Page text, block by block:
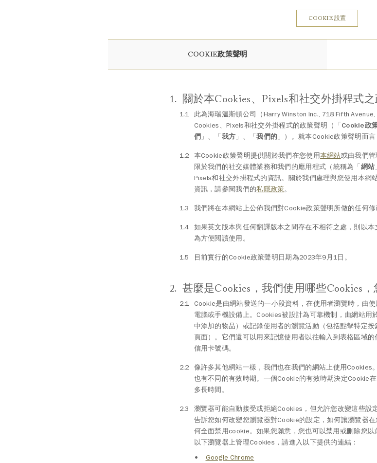
COOKIE 設置
COOKIE政策聲明
關於本Cookies、Pixels和社交外掛程式
此為海瑞溫斯頓公司（Harry Winston Inc., 718 Fifth Avenue,
Cookies、Pixels和社交外掛程式的政策聲明（「 Cookie政
們」、「 我方」、「我們的」）。就本Cookie政策聲明而
本Cookie政策聲明提供關於我們在您使用本網站或由我們
限於我們的社交媒體業務和我們的應用程式（統稱為「 網站
Pixels和社交外掛程式的資訊。關於我們處理與您使用本網
資訊，請參閱我們的私隱政策。
我們將在本網站上公佈我們對Cookie政策聲明所做的任何修
如果英文版本與任何翻譯版本之間存在不相符之處，則以
為方便閱讀使用。
目前實行的Cookie政策聲明日期為2023年9月1日。
甚麼是Cookies，我們使用哪些Cookies
Cookie是由網站發送的一小段資料，在使用者瀏覽時，由
電腦或手機設備上。Cookies被設計為可靠機制，由網站用
中添加的物品）或記錄使用者的瀏覽活動（包括點擊特定
頁面）。它們還可以用來記憶使用者以往輸入到表格區域
信用卡號碼。
像許多其他網站一樣，我們也在我們的網站上使用Cookies
也有不同的有效時期。一個Cookie的有效時期決定Cookie
多長時間。
瀏覽器可能自動接受或拒絕Cookies，但允許您改變這些設
告訴您如何改變您瀏覽器對Cookie的設定，如何讓瀏覽器
何全面禁用cookie。如果您願意，您也可以禁用或刪除您
以下瀏覽器上管理Cookies，請進入以下提供的連結：
Google Chrome